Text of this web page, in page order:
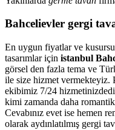
Bahcelievler gergi
En uygun fiyatlar ve
tasarımlar için istanbul
görsel den fazla tema ve
ile size hizmet vermekteyiz.
ekibimiz 7/24
kimi zamanda daha
Cevabınız evet ise hemen
olarak aydınlatılmış gergi